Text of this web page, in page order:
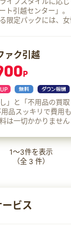
越センター」。 基本プランとあわせ
限定パックには、
談内容にもとづいて
アドバイスしてく
スと長年の実績でぴ
引っ越しプランを提
ァク引越
P
し」と「不用品の買
用品スッキリで費用
は一切かかりませ
1～3件を表示
（全 3 件）
ビス